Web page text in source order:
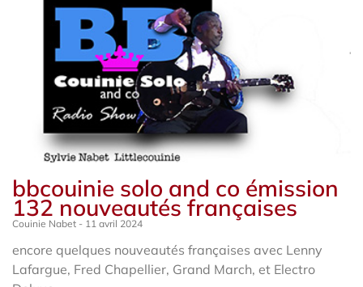
bbcouinie solo and co émission
132 nouveautés françaises
Couinie Nabet 11 avril 2024
encore quelques nouveautés françaises avec Lenny
Lafargue, Fred Chapellier, Grand March, et Electro